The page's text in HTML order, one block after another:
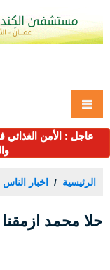
عاجل : الأمن الغذائي
الرئيسية اخبار الناس
حلا محمد ازمقنا